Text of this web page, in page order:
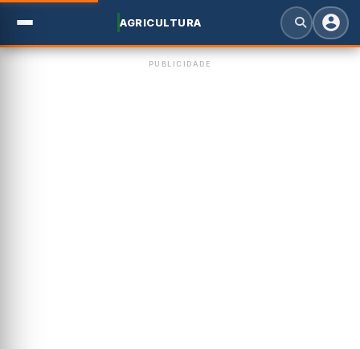
AGRICULTURA
PUBLICIDADE